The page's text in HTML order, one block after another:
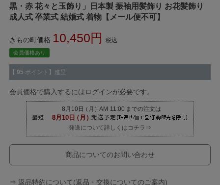
黒・赤 花々と玉飾り」日本製 振袖用髪飾り お花髪飾り
成人式 卒業式 結婚式 着物【メール便不可】
きもの町価格 10,450 税込
会員価格あり
【 95 ポイント】進呈
会員価格で購入するにはログインが必要です。
発送について詳しくはコチラ⇒
商品についてのお問い合わせ
⇒ 返品特約について(返品・交換についてのご案内)